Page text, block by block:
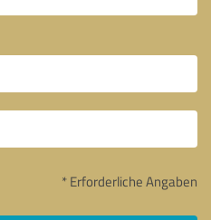
* Erforderliche Angaben